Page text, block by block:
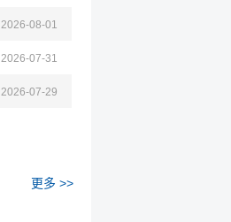
2026-08-01
2026-07-31
2026-07-29
更多 >>